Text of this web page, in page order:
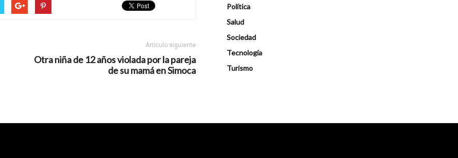
Artículo siguiente
Otra niña de 12 años violada por la pareja
de su mamá en Simoca
Política
Salud
Sociedad
Tecnología
Turismo